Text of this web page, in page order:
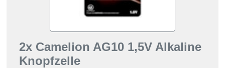
2x Camelion AG10 1,5V Alkaline
Knopfzelle